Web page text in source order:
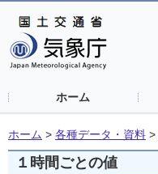
ホーム
ホーム > 各種データ・資料 >
１時間ごとの値